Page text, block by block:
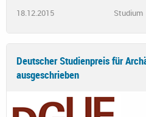
18.12.2015 Studium
Deutscher Studienpreis für
ausgeschrieben